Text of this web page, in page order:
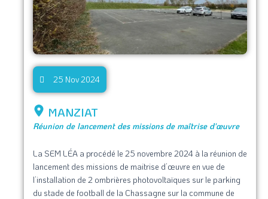
25 Nov 2024
MANZIAT
Réunion de lancement des missions de maîtrise d'œuvre
La SEM LÉA a procédé le 25 novembre 2024 à la réunion de
lancement des missions de maitrise d’œuvre en vue de
l’installation de 2 ombrières photovoltaïques sur le parking
du stade de football de la Chassagne sur la commune de